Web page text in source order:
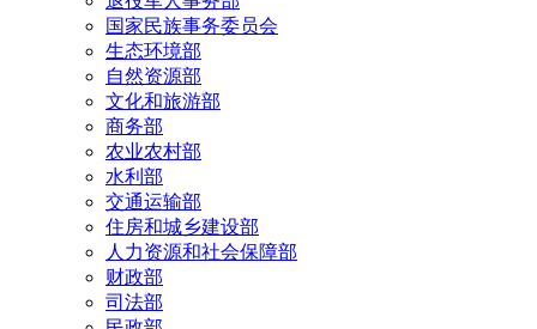
国家民族事务委员会
生态环境部
自然资源部
文化和旅游部
商务部
农业农村部
水利部
交通运输部
住房和城乡建设部
人力资源和社会保障部
财政部
司法部